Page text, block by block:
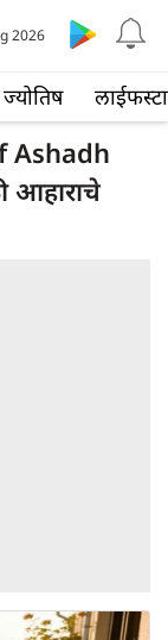
2026
Ashadh
आहाराचे